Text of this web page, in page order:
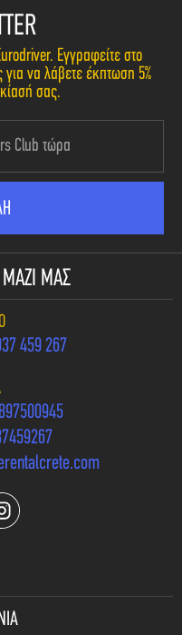
Εγγραφείτε στο
να λάβετε έκπτωση 5%
σας.
ΜΑΖΙ ΜΑΣ
459 267